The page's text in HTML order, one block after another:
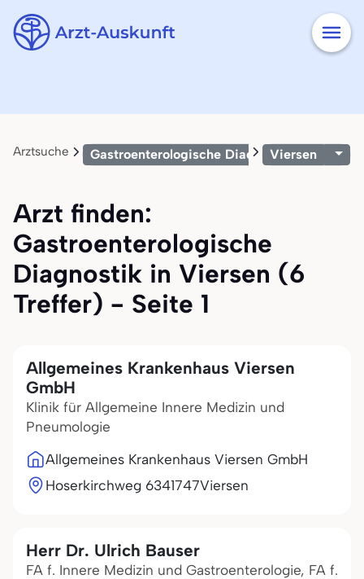
Arztsuche Gastroenterologische DiagnostikViersen
Arzt finden:
Gastroenterologische
Diagnostik in Viersen (6
Treffer) - Seite 1
Allgemeines Krankenhaus Viersen
GmbH
Klinik für Allgemeine Innere Medizin und
Pneumologie
Allgemeines Krankenhaus Viersen GmbH
Hoserkirchweg 6341747Viersen
Herr Dr. Ulrich Bauser
FA f. Innere Medizin und Gastroenterologie, FA f.